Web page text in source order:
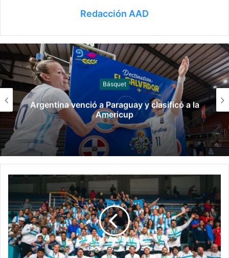
Redacción AAD
Generales
Diógenes de Urquiza renunció a la
subsecretaría de deportes y escala la
interna del gobierno